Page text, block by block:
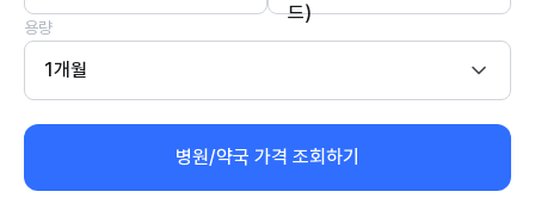
드)
용량
1개월
병원/약국 가격 조회하기